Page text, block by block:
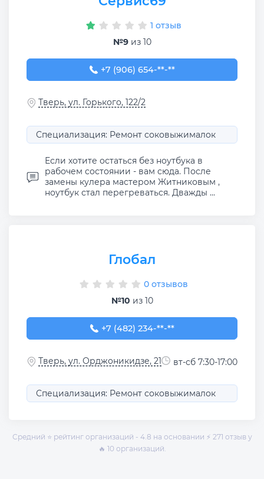
1 отзыв
№9из 10
+7 (906) 654-54-67
+7 (906) 654-**-**
Тверь, ул. Горького, 122/2
Специализация: Ремонт соковыжималок
Если хотите остаться без ноутбука в
рабочем состоянии - вам сюда. После
замены кулера мастером Житниковым ,
ноутбук стал перегреваться. Дважды ...
Глобал
0 отзывов
№10 из 10
+7 (482) 234-90-59
+7 (482) 234-**-**
Тверь, ул. Орджоникидзе, 21 вт-сб 7:30-17:00
Специализация: Ремонт соковыжималок
Средний ⭐ рейтинг организаций - 4.8 на основании ⚡ 271 отзыв у
🔥 10 организаций.